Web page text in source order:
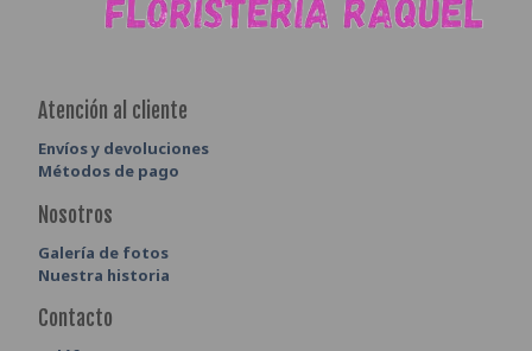
Atención al cliente
Envíos y devoluciones
Métodos de pago
Nosotros
Galería de fotos
Nuestra historia
Contacto